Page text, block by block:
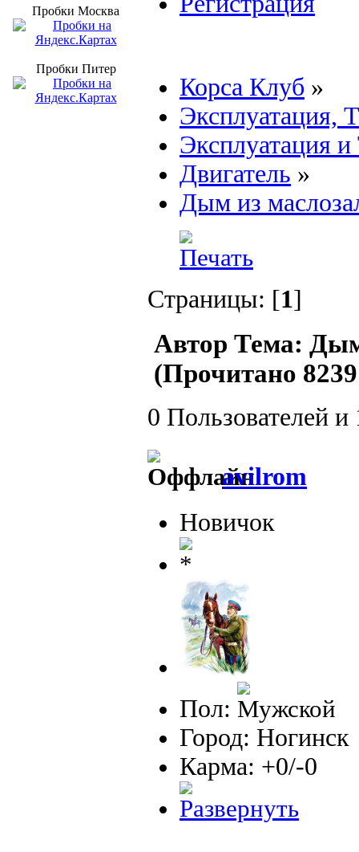
Пробки Mосква
Пробки Питер
Корса Клуб »
Эксплуатация,
Эксплуатация
Двигатель »
Дым из
Страницы: [1]
Автор Тема:
(Прочитано
0 Пользователей
avilrom
Новичок
Пол:
Город: Ногинск
Карма: +0/-0